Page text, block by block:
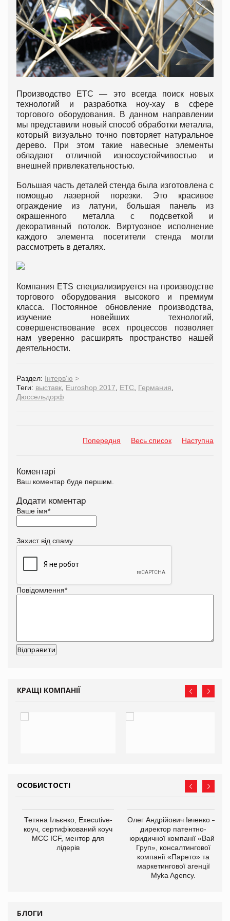
Производство ЕТС — это всегда поиск новых
технологий и разработка ноу-хау в сфере
торгового оборудования. В данном направлении
мы представили новый способ обработки металла,
который визуально точно повторяет натуральное
дерево. При этом такие навесные элементы
обладают отличной износоустойчивостью и
внешней привлекательностью.
Большая часть деталей стенда была изготовлена с
помощью лазерной порезки. Это красивое
ограждение из латуни, большая панель из
окрашенного металла с подсветкой и
декоративный потолок. Виртуозное исполнение
каждого элемента посетители стенда могли
рассмотреть в деталях.
Компания ETS специализируется на производстве
торгового оборудования высокого и премиум
класса. Постоянное обновление производства,
изучение новейших технологий,
совершенствование всех процессов позволяет
нам уверенно расширять пространство нашей
деятельности.
Раздел: Інтерв'ю >
Теги: выставк Euroshop 2017 ЕТС Германия
Дюссельдорф
Попередня Весь список Наступна
Коментарі
Ваш коментар буде першим.
Додати коментар
Ваше імя*
Захист від спаму
Повідомлення*
КРАЩІ КОМПАНІЇ
ОСОБИСТОСТІ
Тетяна Ільєнко, Executive-
коуч, сертифікований коуч
МСС ICF, ментор для
лідерів
Олег Андрійович Івченко —
директор патентно-
юридичної компанії «Вайз
Груп», консалтингової
компанії «Парето» та
маркетингової агенції
Myka Agency.
БЛОГИ